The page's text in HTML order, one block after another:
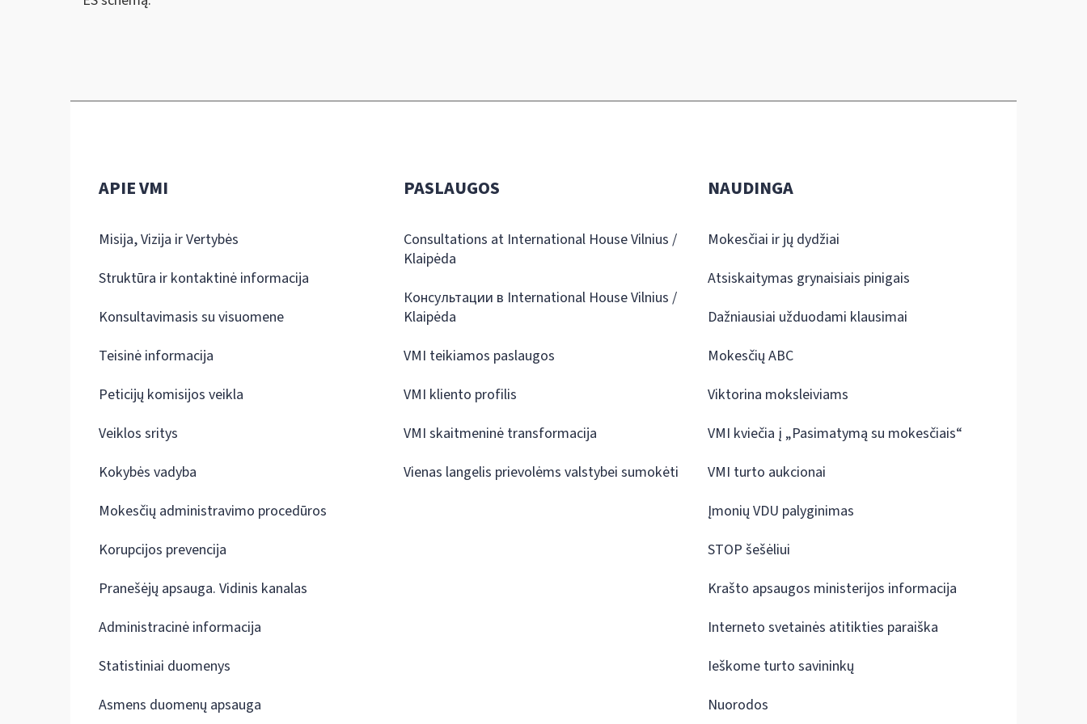
APIE VMI
Misija, Vizija ir Vertybės
Struktūra ir kontaktinė informacija
Konsultavimasis su visuomene
Teisinė informacija
Peticijų komisijos veikla
Veiklos sritys
Kokybės vadyba
Mokesčių administravimo procedūros
Korupcijos prevencija
Pranešėjų apsauga. Vidinis kanalas
Administracinė informacija
Statistiniai duomenys
Asmens duomenų apsauga
PASLAUGOS
Consultations at International House Vilnius /
Klaipėda
Консультации в International House Vilnius /
Klaipėda
VMI teikiamos paslaugos
VMI kliento profilis
VMI skaitmeninė transformacija
Vienas langelis prievolėms valstybei sumokėti
NAUDINGA
Mokesčiai ir jų dydžiai
Atsiskaitymas grynaisiais pinigais
Dažniausiai užduodami klausimai
Mokesčių ABC
Viktorina moksleiviams
VMI kviečia į „Pasimatymą su mokesčiais“
VMI turto aukcionai
Įmonių VDU palyginimas
STOP šešėliui
Krašto apsaugos ministerijos informacija
Interneto svetainės atitikties paraiška
Ieškome turto savininkų
Nuorodos